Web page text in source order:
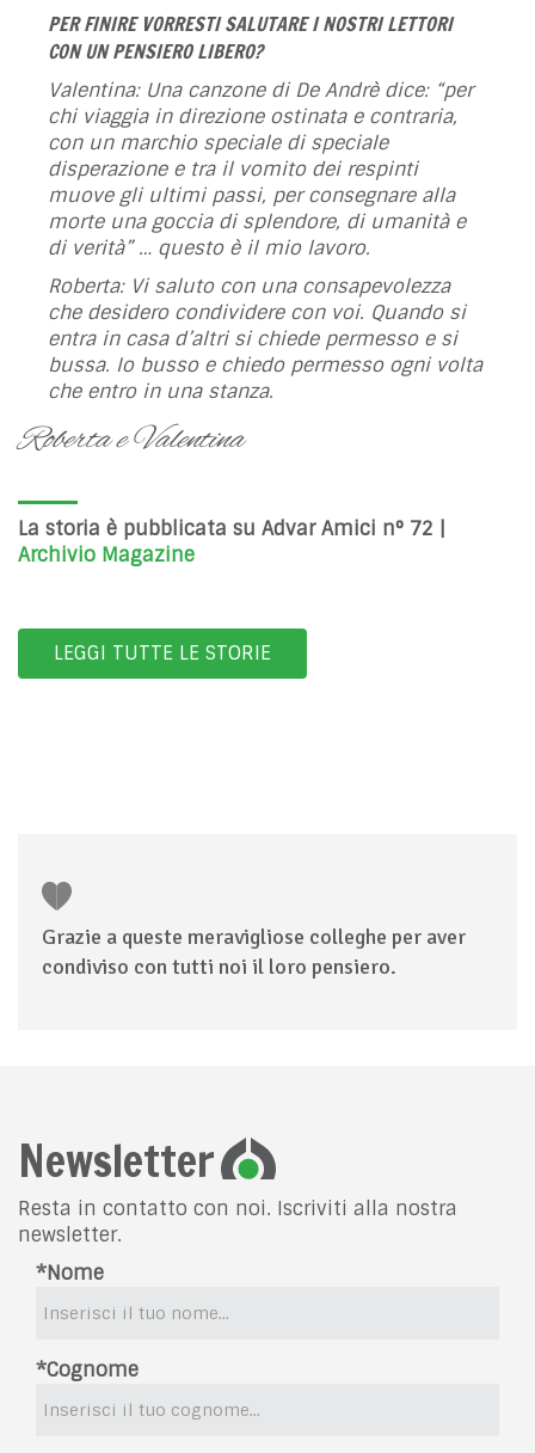
PER FINIRE VORRESTI SALUTARE I NOSTRI LETTORI
CON UN PENSIERO LIBERO?
Valentina: Una canzone di De Andrè dice: “per
chi viaggia in direzione ostinata e contraria,
con un marchio speciale di speciale
disperazione e tra il vomito dei respinti
muove gli ultimi passi, per consegnare alla
morte una goccia di splendore, di umanità e
di verità”… questo è il mio lavoro.
Roberta: Vi saluto con una consapevolezza
che desidero condividere con voi. Quando si
entra in casa d’altri si chiede permesso e si
bussa. Io busso e chiedo permesso ogni volta
che entro in una stanza.
Roberta e Valentina
La storia è pubblicata su Advar Amici n° 72 |
Archivio Magazine
LEGGI TUTTE LE STORIE
Grazie a queste meravigliose colleghe per aver
condiviso con tutti noi il loro pensiero.
Newsletter
Resta in contatto con noi. Iscriviti alla nostra
newsletter.
*Nome
*Cognome